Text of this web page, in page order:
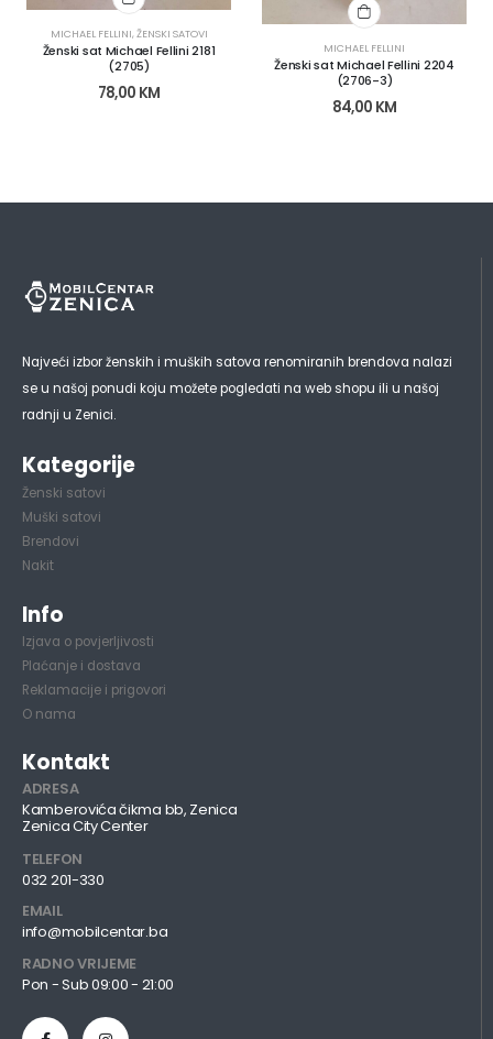
MICHAEL FELLINI,ŽENSKI SATOVI
Ženski sat Michael Fellini 2181
(2705)
78,00 KM
MICHAEL FELLINI
Ženski sat Michael Fellini 2204
(2706-3)
84,00 KM
Najveći izbor ženskih i muških satova renomiranih brendova nalazi
se u našoj ponudi koju možete pogledati na web shopu ili u našoj
radnji u Zenici.
Kategorije
Ženski satovi
Muški satovi
Brendovi
Nakit
Info
Izjava o povjerljivosti
Plaćanje i dostava
Reklamacije i prigovori
O nama
Kontakt
ADRESA
Kamberovića čikma bb, Zenica
Zenica City Center
TELEFON
032 201-330
EMAIL
info@mobilcentar.ba
RADNO VRIJEME
Pon - Sub 09:00 - 21:00